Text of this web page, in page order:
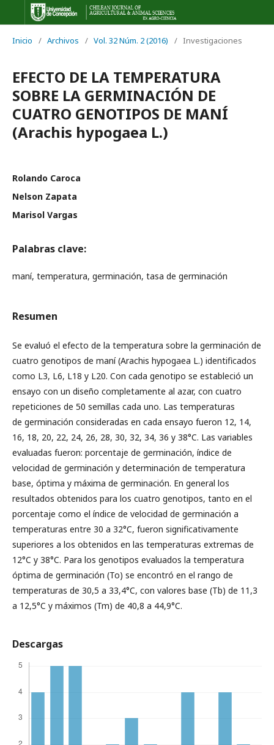
Inicio / Archivos / Vol. 32 Núm. 2 (2016) / Investigaciones
EFECTO DE LA TEMPERATURA
SOBRE LA GERMINACIÓN DE
CUATRO GENOTIPOS DE MANÍ
(Arachis hypogaea L.)
Rolando Caroca
Nelson Zapata
Marisol Vargas
Palabras clave:
maní, temperatura, germinación, tasa de germinación
Resumen
Se evaluó el efecto de la temperatura sobre la germinación de
cuatro genotipos de maní (Arachis hypogaea L.) identificados
como L3, L6, L18 y L20. Con cada genotipo se estableció un
ensayo con un diseño completamente al azar, con cuatro
repeticiones de 50 semillas cada uno. Las temperaturas
de germinación consideradas en cada ensayo fueron 12, 14,
16, 18, 20, 22, 24, 26, 28, 30, 32, 34, 36 y 38°C. Las variables
evaluadas fueron: porcentaje de germinación, índice de
velocidad de germinación y determinación de temperatura
base, óptima y máxima de germinación. En general los
resultados obtenidos para los cuatro genotipos, tanto en el
porcentaje como el índice de velocidad de germinación a
temperaturas entre 30 a 32°C, fueron significativamente
superiores a los obtenidos en las temperaturas extremas de
12°C y 38°C. Para los genotipos evaluados la temperatura
óptima de germinación (To) se encontró en el rango de
temperaturas de 30,5 a 33,4°C, con valores base (Tb) de 11,3
a 12,5°C y máximos (Tm) de 40,8 a 44,9°C.
Descargas